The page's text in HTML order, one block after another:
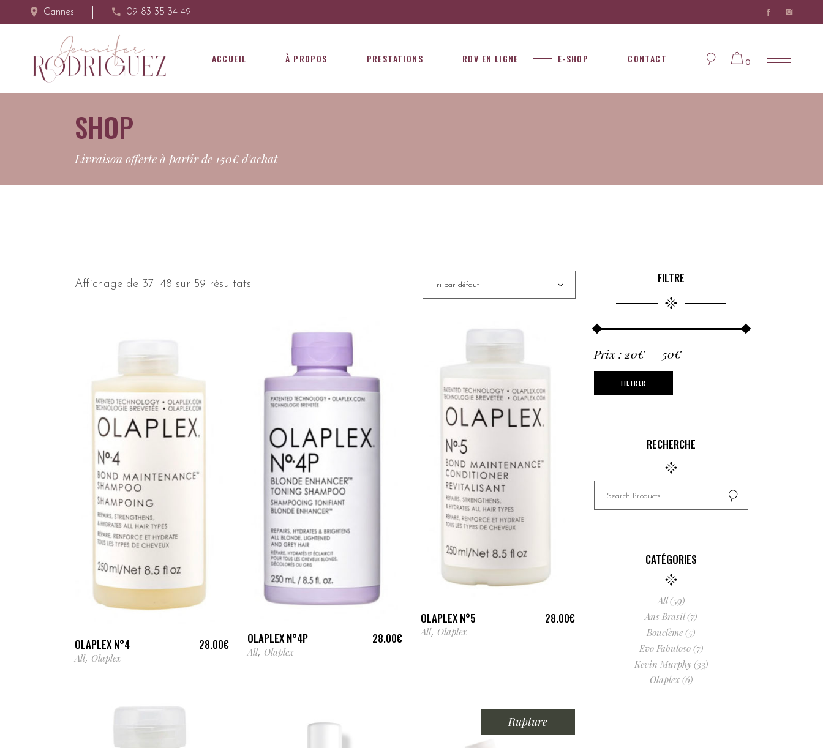
Cannes 09 83 35 34 49
ACCUEIL À PROPOS PRESTATIONS RDV EN LIGNE E-SHOP CONTACT 0
SHOP
Livraison offerte à partir de 150€ d'achat
Affichage de 37–48 sur 59 résultats Tri par défaut
AJOUTER AU PANIER
OLAPLEX N°4 28.00€
All, Olaplex
AJOUTER AU PANIER
OLAPLEX N°4P 28.00€
All, Olaplex
AJOUTER AU PANIER
OLAPLEX N°5 28.00€
All, Olaplex
Rupture
FILTRE
FILTRER
Prix : 20€— 50€
RECHERCHE
CATÉGORIES
All (59)
Ans Brasil (7)
Bouclème (5)
Evo Fabuloso (7)
Kevin Murphy (33)
Olaplex (6)